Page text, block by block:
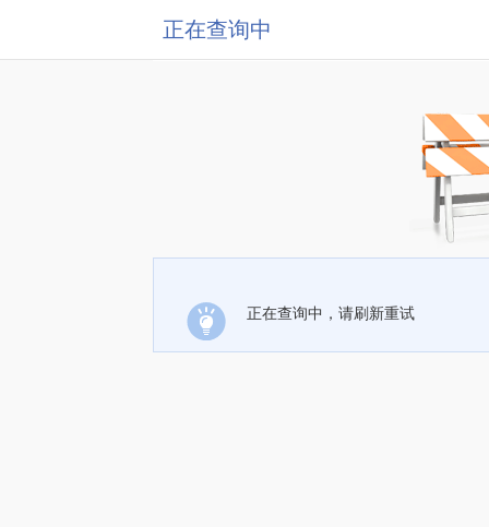
正在查询中
正在查询中，请刷新重试